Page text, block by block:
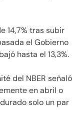
14,7% tras subir
el Gobierno
hasta el 13,3%.
del NBER señaló
en abril o
solo un par